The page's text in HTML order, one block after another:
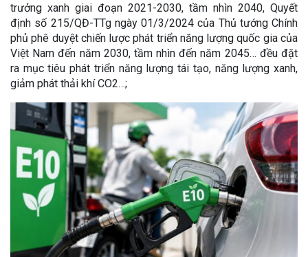
trưởng xanh giai đoạn 2021-2030, tầm nhìn 2040, Quyết
định số 215/QĐ-TTg ngày 01/3/2024 của Thủ tướng Chính
phủ phê duyệt chiến lược phát triển năng lượng quốc gia của
Việt Nam đến năm 2030, tầm nhìn đến năm 2045… đều đặt
ra mục tiêu phát triển năng lượng tái tạo, năng lượng xanh,
giảm phát thải khí CO2…;